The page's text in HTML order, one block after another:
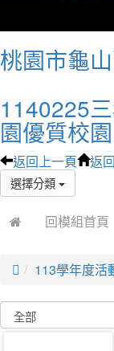
桃園市龜
1140225
園優質校園
返回上一頁 返
選擇分類
回模組首頁
 113學年度活